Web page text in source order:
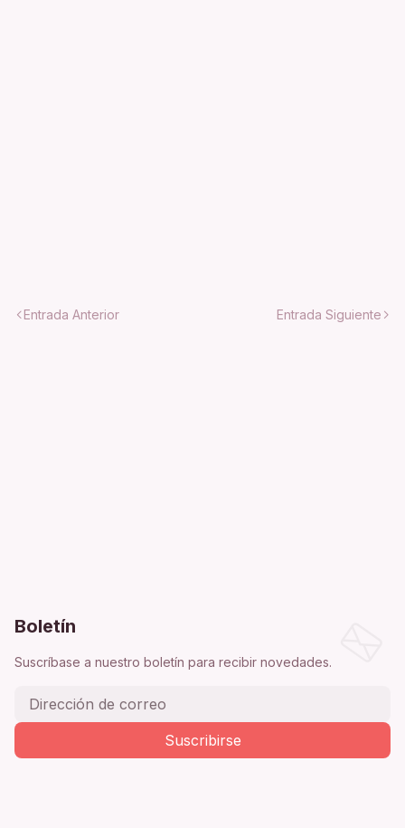
Entrada Anterior Entrada Siguiente
Boletín
Suscríbase a nuestro boletín para recibir novedades.